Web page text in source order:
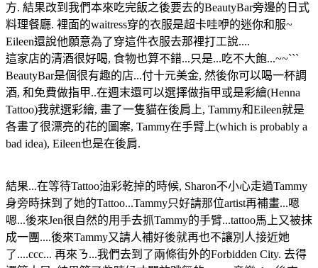
方. 結果改到我們本來吃完飯之後要去的BeautyBar旁邊的日式
料理餐廳. 裡面的waitress穿的衣服是超卡哇咿的迷你和服~
Eileen還說他願意為了穿這件衣服去那裡打工說....
這家店的清酒很好喝, 食物也算不錯...只是...吃不大飽...~~```
BeautyBar是個很有趣的店...付十元美金, 然後你可以喝一杯調
酒, 和免費做指甲..在週末還可以選擇做指甲或是彩繪(Henna
Tattoo)我就選彩繪, 畫了一隻貓在後肩上, Tammy和Eileen就是
各畫了很漂亮的花的圖案, Tammy在手臂上(which is probably a
bad idea), Eileen也是在後肩.
結果...在等待Tattoo油彩乾掉的時候, Sharon不小心走過Tammy
身旁時抹到了她的Tattoo...Tammy只好請那位artist再補畫...嗯
嗯...後來Jen很自然的用手去抓Tammy的手臂...tattoo馬上又被抹
成一團....後來Tammy又請人補好後就再也不讓別人接近她
了....ccc... 再來ㄋ...我們去到了兩條街外的Forbidden City. 去得